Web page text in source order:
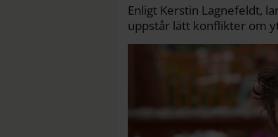
Enligt Kerstin Lagnefeldt,
uppstår lätt konflikter om